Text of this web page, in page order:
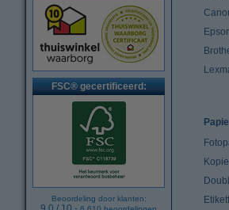
FSC® gecertificeerd:
Beoordeling door klanten: